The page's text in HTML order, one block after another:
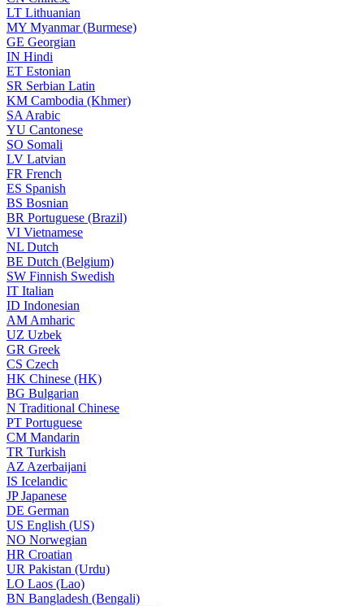
LT Lithuanian
MY Myanmar (Burmese)
GE Georgian
IN Hindi
ET Estonian
SR Serbian Latin
KM Cambodia (Khmer)
SA Arabic
YU Cantonese
SO Somali
LV Latvian
FR French
ES Spanish
BS Bosnian
BR Portuguese (Brazil)
VI Vietnamese
NL Dutch
BE Dutch (Belgium)
SW Finnish Swedish
IT Italian
ID Indonesian
AM Amharic
UZ Uzbek
GR Greek
CS Czech
HK Chinese (HK)
BG Bulgarian
N Traditional Chinese
PT Portuguese
CM Mandarin
TR Turkish
AZ Azerbaijani
IS Icelandic
JPJapanese
DE German
US English (US)
NO Norwegian
HR Croatian
UR Pakistan (Urdu)
LO Laos (Lao)
BN Bangladesh (Bengali)